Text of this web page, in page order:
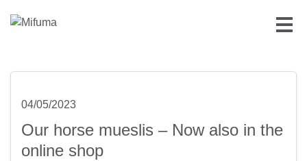
04/05/2023
Our horse mueslis – Now also in the
online shop